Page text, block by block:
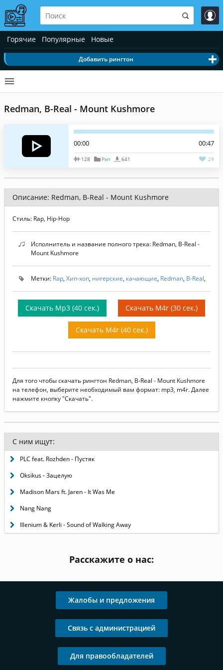
Горячие Популярные Новые
Добавить рингтон
Redman, B-Real - Mount Kushmore
00:00 00:47
128 Рэп 641 29
Описание: Redman, B-Real - Mount Kushmore
Стиль: Rap, Hip-Hop
Исполнитель и название полного трека: Redman, B-Real -
Mount Kushmore
Метки: Rap, Хип-хоп, нигерские, качающие, Redman, B-Real,
Скачать Mp3 (40 сек.) Скачать M4r (30 сек.)
Скачать M4r (40 сек.)
Для того чтобы скачать рингтон Redman, B-Real - Mount Kushmore
на телефон, выберите необходимый вам формат: mp3, m4r. Далее
нажмите кнопку "Скачать".
С ним ищут:
PLC feat. Rozhden - Пустяк
Oksikus - Зацелую
Madison Mars ft. Jaren - It Was Me
Nang Nang
Illenium & Kerli - Sound of Walking Away
Расскажите о нас:
Жалобы и предложения
Связь с администрацией
Для правообладателей